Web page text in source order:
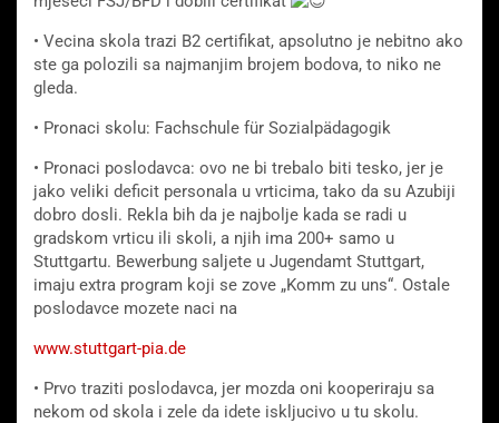
• Vecina skola trazi B2 certifikat, apsolutno je nebitno ako
ste ga polozili sa najmanjim brojem bodova, to niko ne
gleda.
• Pronaci skolu: Fachschule für Sozialpädagogik
• Pronaci poslodavca: ovo ne bi trebalo biti tesko, jer je
jako veliki deficit personala u vrticima, tako da su Azubiji
dobro dosli. Rekla bih da je najbolje kada se radi u
gradskom vrticu ili skoli, a njih ima 200+ samo u
Stuttgartu. Bewerbung saljete u Jugendamt Stuttgart,
imaju extra program koji se zove „Komm zu uns“. Ostale
poslodavce mozete naci na
www.stuttgart-pia.de
• Prvo traziti poslodavca, jer mozda oni kooperiraju sa
nekom od skola i zele da idete iskljucivo u tu skolu.